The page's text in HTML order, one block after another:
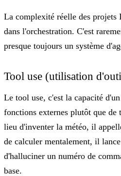
La complexité réelle des projets
dans l'orchestration. C'est
presque toujours un système
Tool use (utilisation
Le tool use, c'est la capacité
fonctions externes plutôt que de
lieu d'inventer la météo, il
de calculer mentalement, il
d'halluciner un numéro de
base.